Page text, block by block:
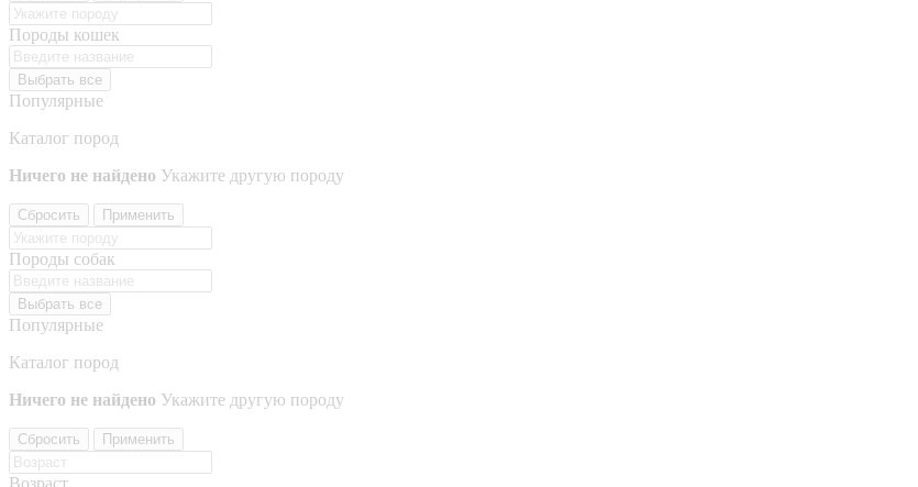
Породы кошек
Выбрать все
Популярные
Каталог пород
Ничего не найдено Укажите другую породу
Сбросить Применить
Породы собак
Выбрать все
Популярные
Каталог пород
Ничего не найдено Укажите другую породу
Сбросить Применить
Возраст